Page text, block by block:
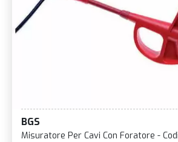
BGS
Misuratore Per Cavi Con Foratore -